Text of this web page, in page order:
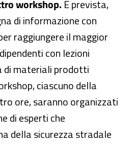
workshop. È prevista,
di informazione con
raggiungere il maggior
con lezioni
di materiali prodotti
ciascuno della
ore, saranno organizzati
di esperti che
della sicurezza stradale